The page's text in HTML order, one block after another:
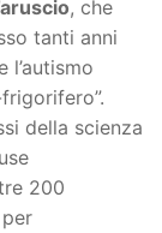
, che
tanti anni
l’autismo
della scienza
200